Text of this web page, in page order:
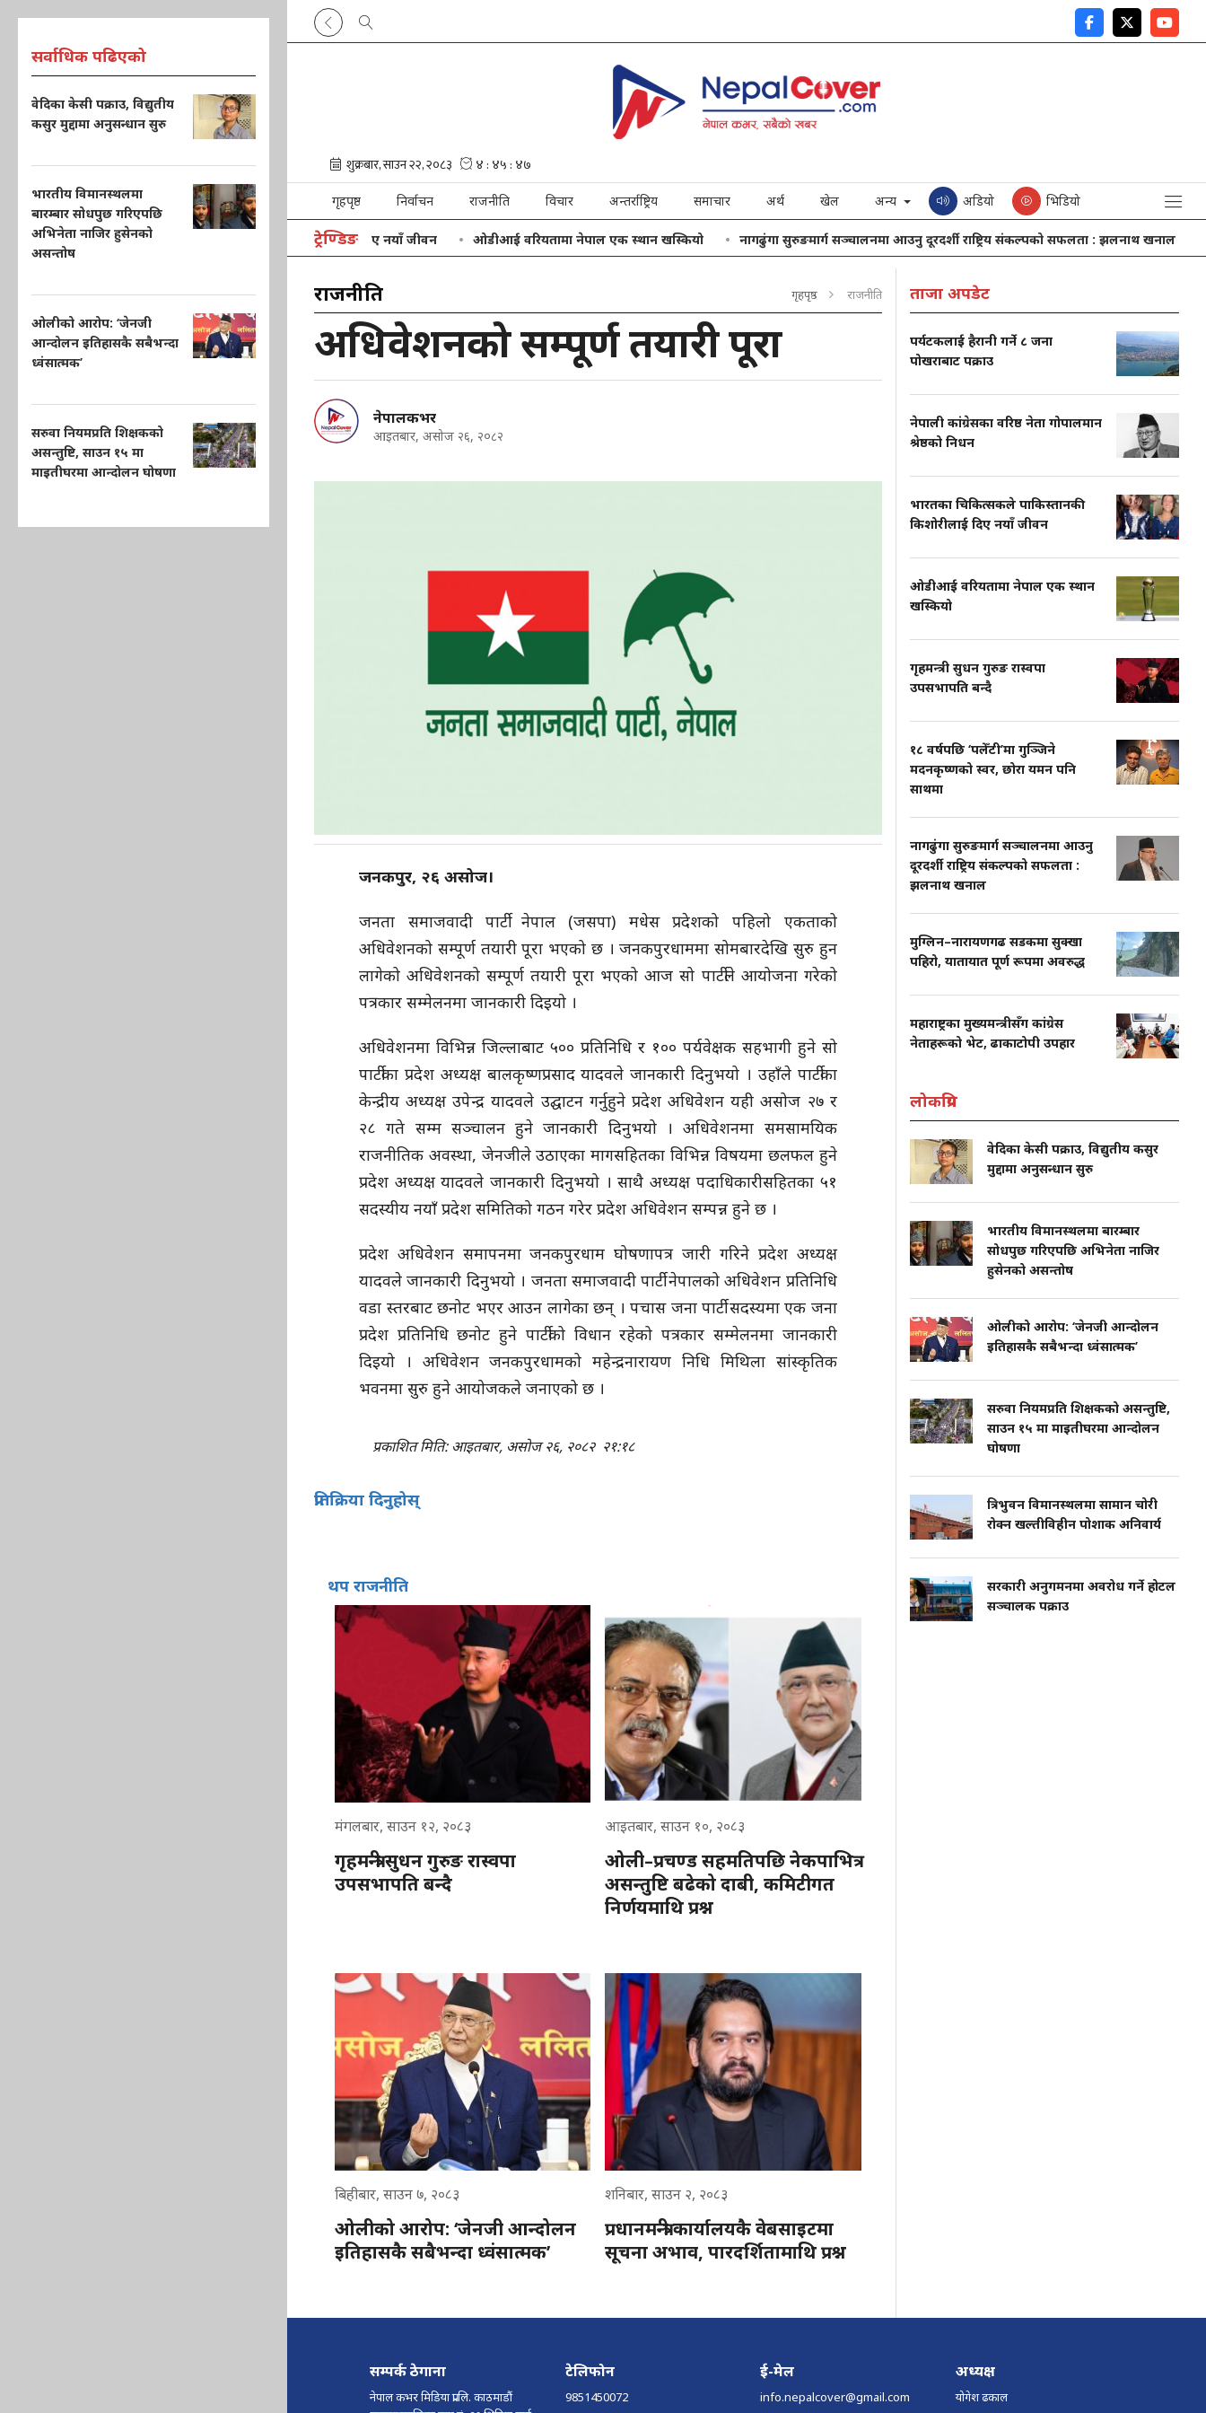
सर्वाधिक पढिएको
वेदिका केसी पक्राउ, विद्युतीय
कसुर मुद्दामा अनुसन्धान सुरु
भारतीय विमानस्थलमा
बारम्बार सोधपुछ गरिएपछि
अभिनेता नाजिर हुसेनको
असन्तोष
ओलीको आरोप: ‘जेनजी
आन्दोलन इतिहासकै सबैभन्दा
ध्वंसात्मक’
सरुवा नियमप्रति शिक्षकको
असन्तुष्टि, साउन १५ मा
माइतीघरमा आन्दोलन घोषणा
गृहपृष्ठ निर्वाचन राजनीति विचार अन्तर्राष्ट्रिय समाचार अर्थ खेल अन्य अडियो भिडियो
ट्रेण्डिङ
भारतका चिकित्सकले पाकिस्तानकी किशोरीलाई दिए नयाँ जीवन ओडीआई वरियतामा नेपाल एक स्थान खस्कियो नागढुंगा सुरुङमार्ग सञ्चालनमा आउनु दूरदर्शी राष्ट्रिय संकल्पको सफलता : झलनाथ खनाल
राजनीति गृहपृष्ठ राजनीति
अधिवेशनको सम्पूर्ण तयारी पूरा
नेपालकभर
आइतबार, असोज २६, २०८२
जनकपुर, २६ असोज।
जनता समाजवादी पार्टी नेपाल (जसपा) मधेस प्रदेशको पहिलो एकताको
अधिवेशनको सम्पूर्ण तयारी पूरा भएको छ । जनकपुरधाममा सोमबारदेखि सुरु हुन
लागेको अधिवेशनको सम्पूर्ण तयारी पूरा भएको आज सो पार्टीले आयोजना गरेको
पत्रकार सम्मेलनमा जानकारी दिइयो ।
अधिवेशनमा विभिन्न जिल्लाबाट ५०० प्रतिनिधि र १०० पर्यवेक्षक सहभागी हुने सो
पार्टीका प्रदेश अध्यक्ष बालकृष्णप्रसाद यादवले जानकारी दिनुभयो । उहाँले पार्टीका
केन्द्रीय अध्यक्ष उपेन्द्र यादवले उद्घाटन गर्नुहुने प्रदेश अधिवेशन यही असोज २७ र
२८ गते सम्म सञ्चालन हुने जानकारी दिनुभयो । अधिवेशनमा समसामयिक
राजनीतिक अवस्था, जेनजीले उठाएका मागसहितका विभिन्न विषयमा छलफल हुने
प्रदेश अध्यक्ष यादवले जानकारी दिनुभयो । साथै अध्यक्ष पदाधिकारीसहितका ५१
सदस्यीय नयाँ प्रदेश समितिको गठन गरेर प्रदेश अधिवेशन सम्पन्न हुने छ ।
प्रदेश अधिवेशन समापनमा जनकपुरधाम घोषणापत्र जारी गरिने प्रदेश अध्यक्ष
यादवले जानकारी दिनुभयो । जनता समाजवादी पार्टी नेपालको अधिवेशन प्रतिनिधि
वडा स्तरबाट छनोट भएर आउन लागेका छन् । पचास जना पार्टी सदस्यमा एक जना
प्रदेश प्रतिनिधि छनोट हुने पार्टीको विधान रहेको पत्रकार सम्मेलनमा जानकारी
दिइयो । अधिवेशन जनकपुरधामको महेन्द्रनारायण निधि मिथिला सांस्कृतिक
भवनमा सुरु हुने आयोजकले जनाएको छ ।
प्रकाशित मिति: आइतबार, असोज २६, २०८२ २१:१८
प्रतिक्रिया दिनुहोस्
थप राजनीति
मंगलबार, साउन १२, २०८३
गृहमन्त्री सुधन गुरुङ रास्वपा
उपसभापति बन्दै
आइतबार, साउन १०, २०८३
ओली–प्रचण्ड सहमतिपछि नेकपाभित्र
असन्तुष्टि बढेको दाबी, कमिटीगत
निर्णयमाथि प्रश्न
बिहीबार, साउन ७, २०८३
ओलीको आरोप: ‘जेनजी आन्दोलन
इतिहासकै सबैभन्दा ध्वंसात्मक’
शनिबार, साउन २, २०८३
प्रधानमन्त्री कार्यालयकै वेबसाइटमा
सूचना अभाव, पारदर्शितामाथि प्रश्न
ताजा अपडेट
पर्यटकलाई हैरानी गर्ने ८ जना
पोखराबाट पक्राउ
नेपाली कांग्रेसका वरिष्ठ नेता गोपालमान
श्रेष्ठको निधन
भारतका चिकित्सकले पाकिस्तानकी
किशोरीलाई दिए नयाँ जीवन
ओडीआई वरियतामा नेपाल एक स्थान
खस्कियो
गृहमन्त्री सुधन गुरुङ रास्वपा
उपसभापति बन्दै
१८ वर्षपछि ‘पलेँटी’मा गुञ्जिने
मदनकृष्णको स्वर, छोरा यमन पनि
साथमा
नागढुंगा सुरुङमार्ग सञ्चालनमा आउनु
दूरदर्शी राष्ट्रिय संकल्पको सफलता :
झलनाथ खनाल
मुग्लिन–नारायणगढ सडकमा सुक्खा
पहिरो, यातायात पूर्ण रूपमा अवरुद्ध
महाराष्ट्रका मुख्यमन्त्रीसँग कांग्रेस
नेताहरूको भेट, ढाकाटोपी उपहार
लोकप्रिय
वेदिका केसी पक्राउ, विद्युतीय कसुर
मुद्दामा अनुसन्धान सुरु
भारतीय विमानस्थलमा बारम्बार
सोधपुछ गरिएपछि अभिनेता नाजिर
हुसेनको असन्तोष
ओलीको आरोप: ‘जेनजी आन्दोलन
इतिहासकै सबैभन्दा ध्वंसात्मक’
सरुवा नियमप्रति शिक्षकको असन्तुष्टि,
साउन १५ मा माइतीघरमा आन्दोलन
घोषणा
त्रिभुवन विमानस्थलमा सामान चोरी
रोक्न खल्तीविहीन पोशाक अनिवार्य
सरकारी अनुगमनमा अवरोध गर्ने होटल
सञ्चालक पक्राउ
सम्पर्क ठेगाना
नेपाल कभर मिडिया प्रा.लि. काठमाडौं
टेलिफोन
9851450072
ई-मेल
info.nepalcover@gmail.com
अध्यक्ष
योगेश ढकाल